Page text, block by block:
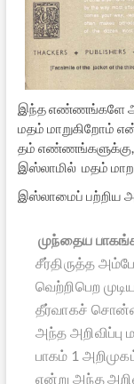
இந்த எண்ணங்களே
மதம் மாறுகிறோம்
தம் எண்ணங்களுக்கு,
இஸ்லாமில் மதம்
இஸ்லாமைப் பற்றிய
முந்தைய
சீர்திருத்த
வெற்றிபெற
தீர்வாகச்
அந்த அறிவிப்பு
பாகம் 1
என்று அந்த